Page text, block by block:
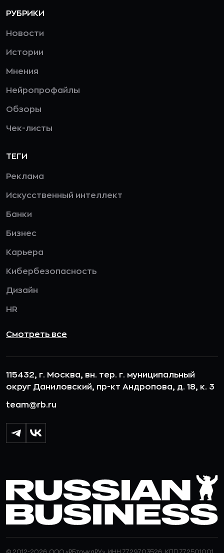
РУБРИКИ
Новости
Истории
Мнения
Нейропрофайлы
Обзоры
Чек-листы
ТЕГИ
Реклама
Искусственный интеллект
Банки
Бизнес
Карьера
Кибербезопасность
Дизайн
HR
Смотреть все
115432, г. Москва, вн. тер. г. муниципальный
округ Даниловский, пр-кт Андропова, д. 18, к. 3
team@rb.ru
© 2012-2026 ООО «РБточкаРУ». ИНН 7729703526, КПП 772501001,